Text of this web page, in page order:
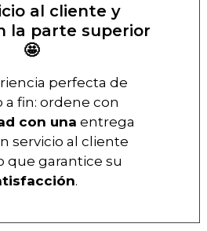
al cliente y
la parte superior
🤩
perfecta de
a fin: ordene con
con una entrega
servicio al cliente
que garantice su
.